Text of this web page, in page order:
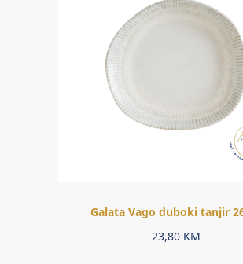
Galata Vago duboki tanjir
23,80 KM